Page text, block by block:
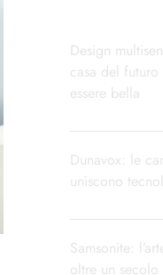
Design
casa del
essere bella
Dunavox: le
uniscono
Samsonite:
oltre un secolo